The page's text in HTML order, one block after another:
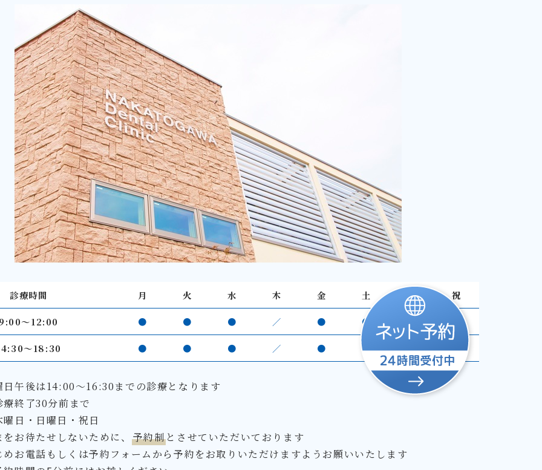
診療時間 月 火 水 木 金 土 日 祝
9:00〜12:00 ● ● ● ／ ● ● ／
～18:30 ● ● ● ／ ● △ ／ ／
午後は14:00～16:30までの診療となります
療終了30分前まで
日・日曜日・祝日
お待たせしないために、 予約制とさせていただいております
めお電話もしくは予約フォームから予約をお取りいただけますようお願いいたします